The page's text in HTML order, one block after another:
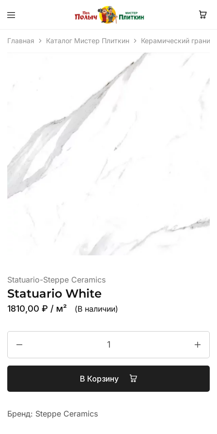
Главная Каталог Мистер Плиткин Керамический гранит
Statuario-Steppe Ceramics
Statuario White
1810,00 ₽ / м² (В наличии)
В Корзину
Бренд: Steppe Ceramics